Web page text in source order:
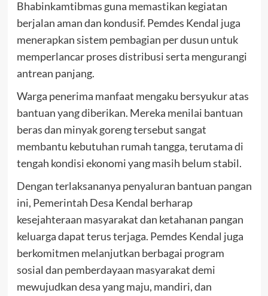
Bhabinkamtibmas guna memastikan kegiatan
berjalan aman dan kondusif. Pemdes Kendal juga
menerapkan sistem pembagian per dusun untuk
memperlancar proses distribusi serta mengurangi
antrean panjang.
Warga penerima manfaat mengaku bersyukur atas
bantuan yang diberikan. Mereka menilai bantuan
beras dan minyak goreng tersebut sangat
membantu kebutuhan rumah tangga, terutama di
tengah kondisi ekonomi yang masih belum stabil.
Dengan terlaksananya penyaluran bantuan pangan
ini, Pemerintah Desa Kendal berharap
kesejahteraan masyarakat dan ketahanan pangan
keluarga dapat terus terjaga. Pemdes Kendal juga
berkomitmen melanjutkan berbagai program
sosial dan pemberdayaan masyarakat demi
mewujudkan desa yang maju, mandiri, dan